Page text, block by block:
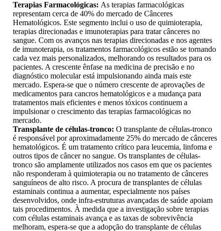
Terapias Farmacológicas: As terapias farmacológicas
representam cerca de 40% do mercado de Cânceres
Hematológicos. Este segmento inclui o uso de quimioterapia,
terapias direcionadas e imunoterapias para tratar cânceres no
sangue. Com os avanços nas terapias direcionadas e nos agentes
de imunoterapia, os tratamentos farmacológicos estão se tornando
cada vez mais personalizados, melhorando os resultados para os
pacientes. A crescente ênfase na medicina de precisão e no
diagnóstico molecular está impulsionando ainda mais este
mercado. Espera-se que o número crescente de aprovações de
medicamentos para cancros hematológicos e a mudança para
tratamentos mais eficientes e menos tóxicos continuem a
impulsionar o crescimento das terapias farmacológicas no
mercado.
Transplante de células-tronco: O transplante de células-tronco
é responsável por aproximadamente 25% do mercado de cânceres
hematológicos. É um tratamento crítico para leucemia, linfoma e
outros tipos de câncer no sangue. Os transplantes de células-
tronco são amplamente utilizados nos casos em que os pacientes
não responderam à quimioterapia ou no tratamento de cânceres
sanguíneos de alto risco. A procura de transplantes de células
estaminais continua a aumentar, especialmente nos países
desenvolvidos, onde infra-estruturas avançadas de saúde apoiam
tais procedimentos. À medida que a investigação sobre terapias
com células estaminais avança e as taxas de sobrevivência
melhoram, espera-se que a adopção do transplante de células